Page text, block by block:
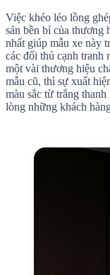
Việc khéo léo lồng
sản bền bỉ của thương
nhất giúp mẫu xe này
các đối thủ cạnh tranh
một vài thương hiệu
mẫu cũ, thì sự xuất
màu sắc từ trắng
lòng những khách